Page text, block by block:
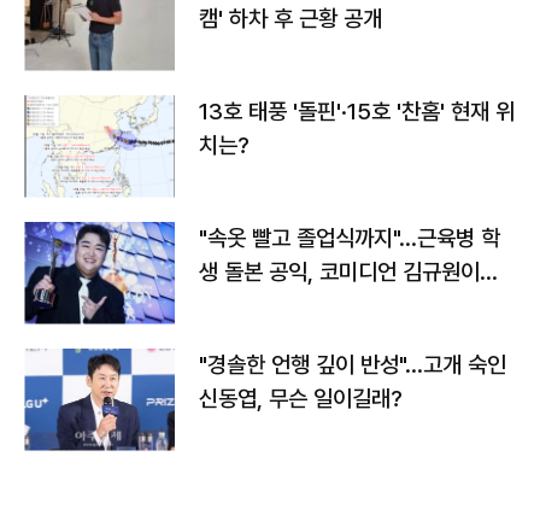
캠' 하차 후 근황 공개
13호 태풍 '돌핀'·15호 '찬홈' 현재 위
치는?
"속옷 빨고 졸업식까지"…근육병 학
생 돌본 공익, 코미디언 김규원이었
"경솔한 언행 깊이 반성"…고개 숙인
신동엽, 무슨 일이길래?